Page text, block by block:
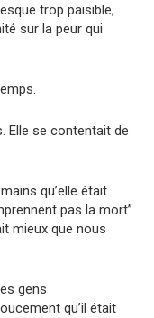
trop paisible,
sur la peur qui
Elle se contentait de
qu’elle était
pas la mort”.
mieux que nous
gens
qu’il était